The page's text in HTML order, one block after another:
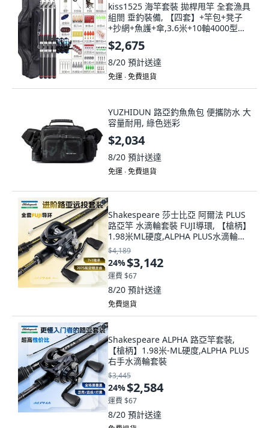
kiss1525 海竿套裝 拋桿甩竿 全套漁具
組閤 垂釣裝備, 【四套】+竿包+凳子
+抄網+魚護+傘,3.6米+10軸4000型塑
料漁輪
$2,675
8/20 預計送達
免運 ∙ 免費退貨
YUZHIDUN 路亞釣魚魚包 便攜防水 大
容量耐用, 綠色迷彩
$2,034
8/20 預計送達
免運 ∙ 免費退貨
Shakespeare 莎士比亞 阿爾法 PLUS
路亞竿 水滴輪套裝 FUJI導環, 【槍柄】
1.98米ML硬度,ALPHA PLUS水滴輪右
手套裝
$4,189
24%$3,142
運費 $67
8/20 預計送達
免費退貨
Shakespeare ALPHA 路亞竿套裝,
【槍柄】1.98米-ML硬度,ALPHA PLUS
右手水滴輪套裝
$3,445
24%$2,584
運費 $67
8/20 預計送達